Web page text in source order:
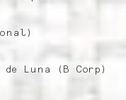
de Luna (B Corp)